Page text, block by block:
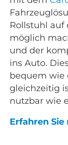
Rollstuhl auf
möglich
und der
ins Auto.
bequem wie
gleichzeitig
nutzbar wie
Erfahren Sie